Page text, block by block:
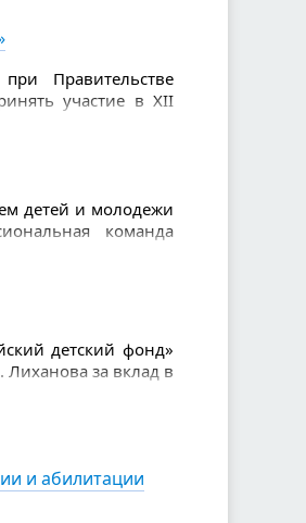
центр
(Министерство
методическим
Правительстве
участие в XII
и демонстрации
детей и молодежи
команда
числе в рамках
детский фонд»
за вклад в
и абилитации